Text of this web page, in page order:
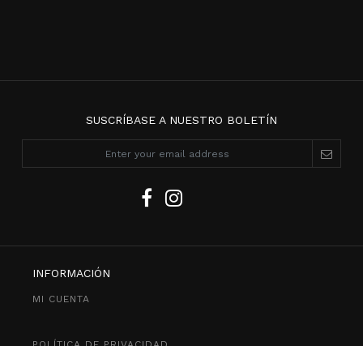
SUSCRÍBASE A NUESTRO BOLETÍN
INFORMACIÓN
MI CUENTA